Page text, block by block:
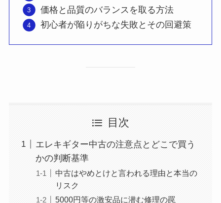
価格と品質のバランスを取る方法
初心者が陥りがちな失敗とその回避策
目次
エレキギター中古の注意点とどこで買う
かの判断基準
中古はやめとけと言われる理由と本当の
リスク
5000円等の激安品に潜む修理の罠